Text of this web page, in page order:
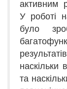
активним
У роботі
було
наскільки
та